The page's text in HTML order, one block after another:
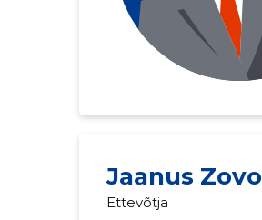
Jaanus Zovo
Ettevõtja